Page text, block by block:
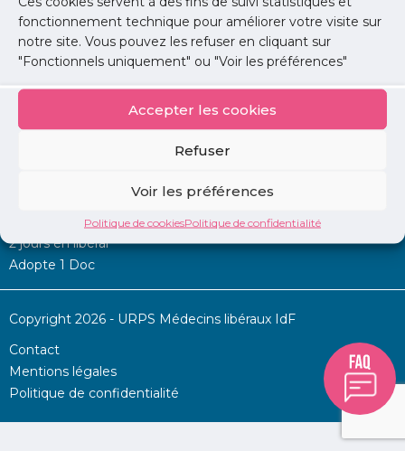
fonctionnement technique pour améliorer votre visite sur
notre site. Vous pouvez les refuser en cliquant sur
"Fonctionnels uniquement" ou "Voir les préférences"
Accepter les cookies
Refuser
Voir les préférences
Politique de cookiesPolitique de confidentialité
Permanence d’aide à l’installation
2 jours en libéral
Adopte 1 Doc
Copyright 2026 - URPS Médecins libéraux IdF
Contact
Mentions légales
Politique de confidentialité